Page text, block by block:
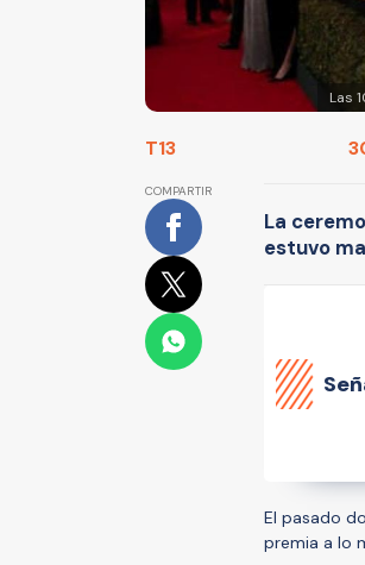
Las
T13
COMPARTIR
La
estuvo
El pasado
premia a lo